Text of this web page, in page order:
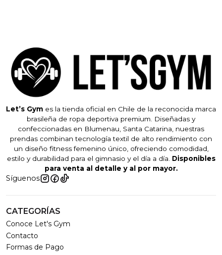
Let’s Gym es la tienda oficial en Chile de la reconocida marca
brasileña de ropa deportiva premium. Diseñadas y
confeccionadas en Blumenau, Santa Catarina, nuestras
prendas combinan tecnología textil de alto rendimiento con
un diseño fitness femenino único, ofreciendo comodidad,
estilo y durabilidad para el gimnasio y el día a día. Disponibles
para venta al detalle y al por mayor.
Síguenos
CATEGORÍAS
Conoce Let's Gym
Contacto
Formas de Pago